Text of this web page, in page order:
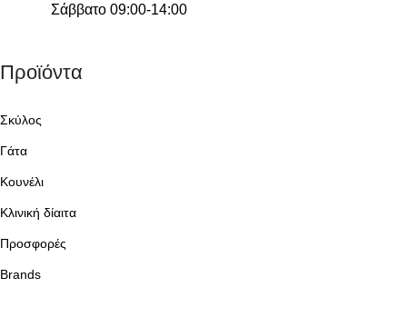
Σάββατο 09:00-14:00
Προϊόντα
Σκύλος
Γάτα
Κουνέλι
Κλινική δίαιτα
Προσφορές
Brands